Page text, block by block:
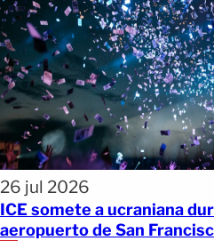
26 jul 2026
ICE somete a ucraniana
aeropuerto de San